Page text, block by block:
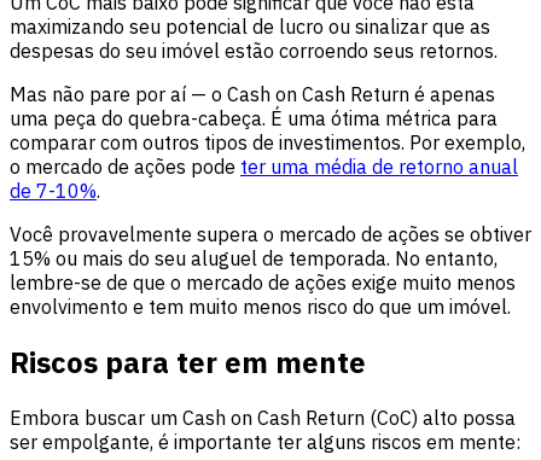
maximizando seu potencial de lucro ou sinalizar que as
despesas do seu imóvel estão corroendo seus retornos.
Mas não pare por aí — o Cash on Cash Return é apenas
uma peça do quebra-cabeça. É uma ótima métrica para
comparar com outros tipos de investimentos. Por exemplo,
o mercado de ações pode ter uma média de retorno anual
de 7-10%.
Você provavelmente supera o mercado de ações se obtiver
15% ou mais do seu aluguel de temporada. No entanto,
lembre-se de que o mercado de ações exige muito menos
envolvimento e tem muito menos risco do que um imóvel.
Riscos para ter em mente
Embora buscar um Cash on Cash Return (CoC) alto possa
ser empolgante, é importante ter alguns riscos em mente: